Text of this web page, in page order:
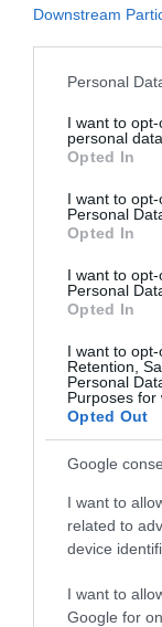
Downstream
Please note that
not limited to
grant or deny
use your data for
consent section.
Personal
I want to
personal data.
Opted In
I want to
Personal
Opted In
I want to
Personal
Opted In
I want to opt-
Retention,
Personal
Purposes for
Opted Out
Google
I want to
related to
device
I want to
Google for
La sinistra è